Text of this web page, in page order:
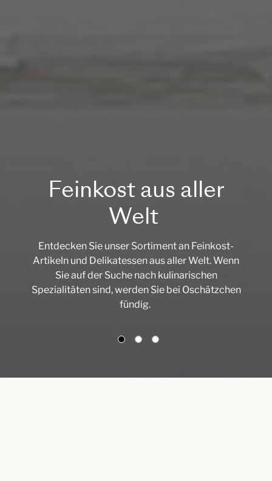
Feinkost aus aller
Welt
Entdecken Sie unser Sortiment an Feinkost-
Artikeln und Delikatessen aus aller Welt. Wenn
Sie auf der Suche nach kulinarischen
Spezialitäten sind, werden Sie bei Oschätzchen
fündig.